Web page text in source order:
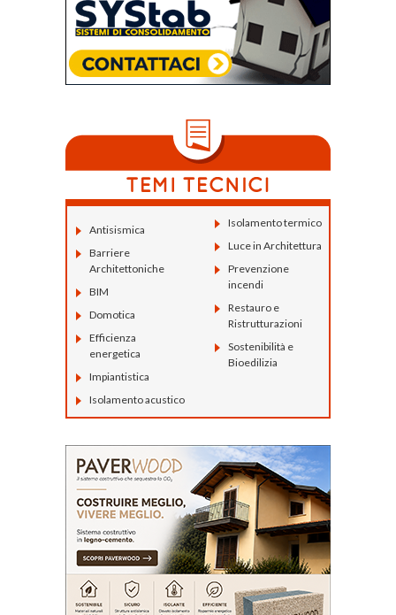
Antisismica
Barriere
Architettoniche
BIM
Domotica
Efficienza
energetica
Impiantistica
Isolamento acustico
Isolamento termico
Luce in Architettura
Prevenzione
incendi
Restauro e
Ristrutturazioni
Sostenibilità e
Bioedilizia